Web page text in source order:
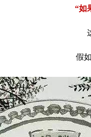
“如
假